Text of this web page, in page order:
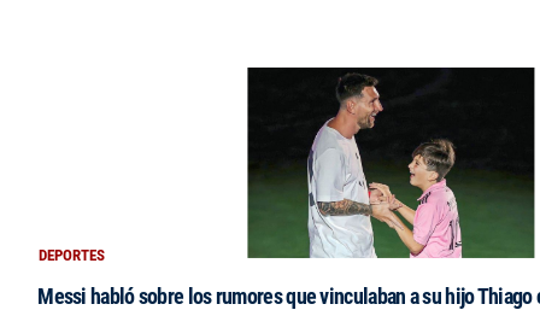
DEPORTES
Messi habló sobre los rumores que vinculaban a su hijo Thiago